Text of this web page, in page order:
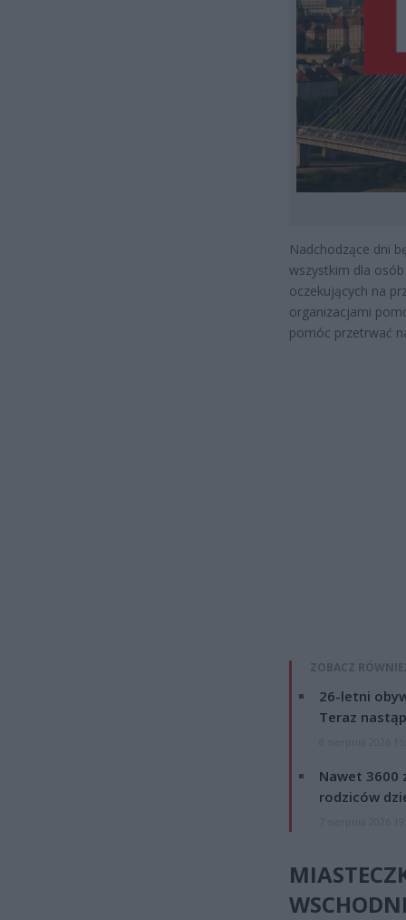
Nadchodzące dni
wszystkim dla
oczekujących na
organizacjami
pomóc przetrwać
ZOBACZ
26-letni
Teraz
Nawet 3600
rodziców